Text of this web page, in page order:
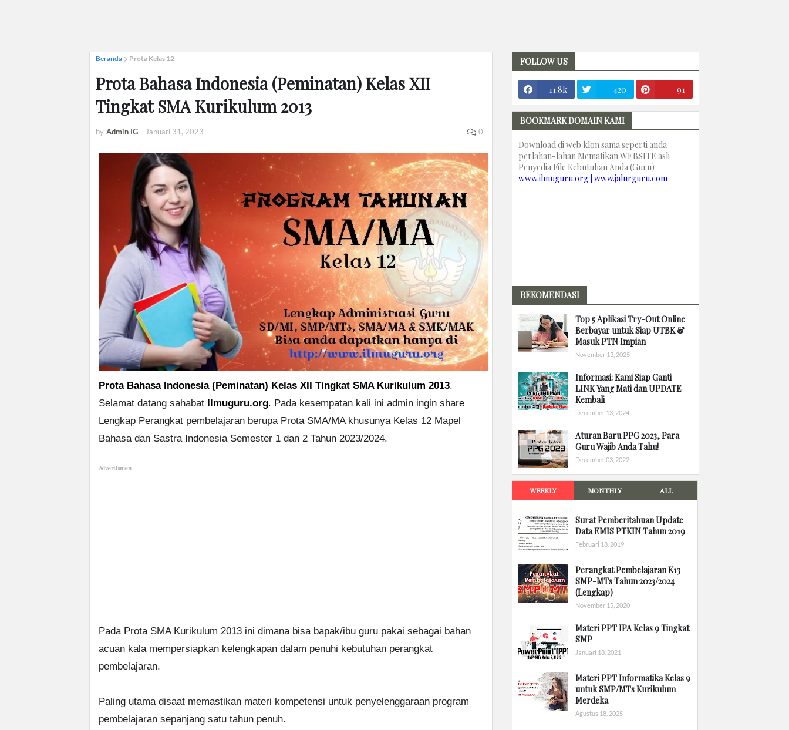
Beranda Prota Kelas 12
Prota Bahasa Indonesia (Peminatan) Kelas XII
Tingkat SMA Kurikulum 2013
by Admin IG - Januari 31, 2023 0
Prota Bahasa Indonesia (Peminatan) Kelas XII Tingkat SMA Kurikulum 2013.
Selamat datang sahabat
Ilmuguru.org. Pada kesempatan kali ini admin ingin share
Lengkap Perangkat pembelajaran berupa Prota SMA/MA khusunya Kelas 12 Mapel
Bahasa dan Sastra Indonesia Semester 1 dan 2 Tahun 2023/2024.
Advertismen
Pada Prota SMA Kurikulum 2013 ini dimana bisa bapak/ibu guru pakai sebagai bahan
acuan kala mempersiapkan kelengkapan dalam penuhi kebutuhan perangkat
pembelajaran.
Paling utama disaat memastikan materi kompetensi untuk penyelenggaraan program
pembelajaran sepanjang satu tahun penuh.
FOLLOW US
11.8k 420 91
BOOKMARK DOMAIN KAMI
Download di web klon sama seperti anda
perlahan-lahan Mematikan WEBSITE asli
Penyedia File Kebutuhan Anda (Guru)
www.ilmuguru.org | www.jalurguru.com
REKOMENDASI
Top 5 Aplikasi Try-Out Online
Berbayar untuk Siap UTBK &
Masuk PTN Impian
November 13, 2025
Informasi: Kami Siap Ganti
LINK Yang Mati dan UPDATE
Kembali
December 13, 2024
Aturan Baru PPG 2023, Para
Guru Wajib Anda Tahu!
December 03, 2022
WEEKLY MONTHLY ALL
Surat Pemberitahuan Update
Data EMIS PTKIN Tahun 2019
Februari 18, 2019
Perangkat Pembelajaran K13
SMP-MTs Tahun 2023/2024
(Lengkap)
November 15, 2020
Materi PPT IPA Kelas 9 Tingkat
SMP
Januari 18, 2021
Materi PPT Informatika Kelas 9
untuk SMP/MTs Kurikulum
Merdeka
Agustus 18, 2025